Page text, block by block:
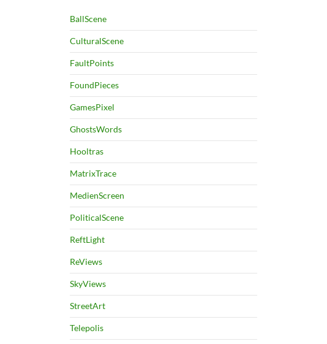
BallScene
CulturalScene
FaultPoints
FoundPieces
GamesPixel
GhostsWords
Hooltras
MatrixTrace
MedienScreen
PoliticalScene
ReftLight
ReViews
SkyViews
StreetArt
Telepolis